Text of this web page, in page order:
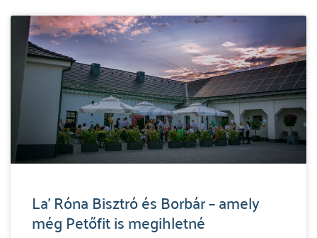
La’ Róna Bisztró és Borbár – amely
még Petőfit is megihletné